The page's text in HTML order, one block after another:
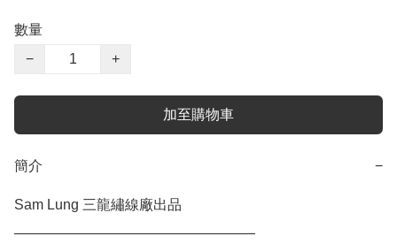
數量
−
+
加至購物車
簡介 −
Sam Lung 三龍繡線廠出品
—————————————————